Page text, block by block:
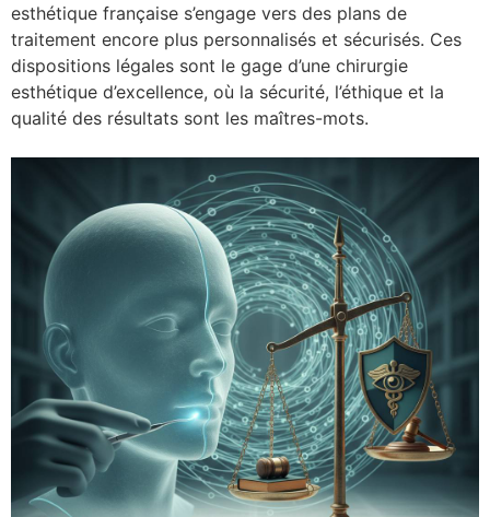
esthétique française s’engage vers des plans de
traitement encore plus personnalisés et sécurisés. Ces
dispositions légales sont le gage d’une chirurgie
esthétique d’excellence, où la sécurité, l’éthique et la
qualité des résultats sont les maîtres-mots.